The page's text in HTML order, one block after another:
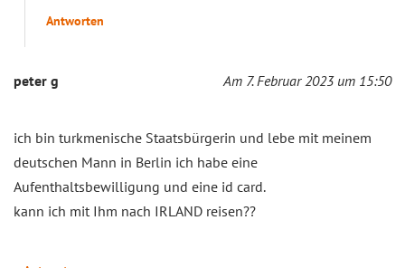
Antworten
peter g Am 7. Februar 2023 um 15:50
ich bin turkmenische Staatsbürgerin und lebe mit meinem
deutschen Mann in Berlin ich habe eine
Aufenthaltsbewilligung und eine id card.
kann ich mit Ihm nach IRLAND reisen??